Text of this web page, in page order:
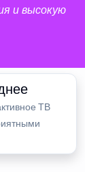
и высокую
ТВ